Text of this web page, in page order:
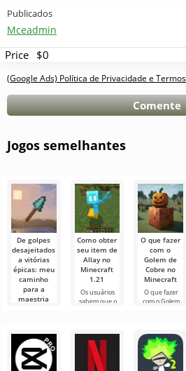
Publicados
Mceadmin
Price $0
(Google Ads) Política de Privacidade e
Comente
Jogos semelhantes
De golpes
desajeitados
a vitórias
épicas: meu
caminho
para a
maestria
experimentadores
do mundo
cúbico! Hoje
decidi vestir
Como obter
seu item de
Allay no
Minecraft
1.21
Os usuários
sabem que o
itens e que eles
precisam ser
O que fazer
com o
Golem de
Cobre no
Minecraft
O que fazer
com o Golem
Minecraft,
sempre há algo
acontecendo: